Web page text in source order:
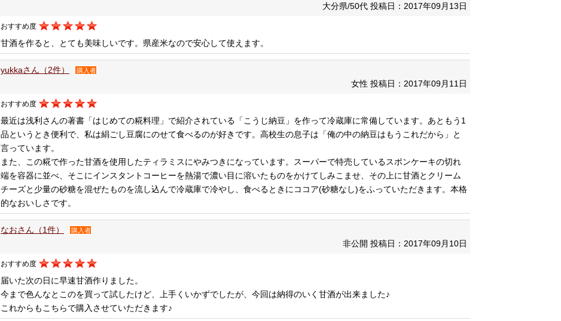
大分県/50代 投稿日：2017年09月13日
おすすめ度
甘酒を作ると、とても美味しいです。県産米なので安心して使えます。
yukkaさん（2件） 購入者
女性 投稿日：2017年09月11日
おすすめ度
最近は浅利さんの著書「はじめての糀料理」で紹介されている「こうじ納豆」を作って冷蔵庫に常備しています。あともう1
品というとき便利で、私は絹ごし豆腐にのせて食べるのが好きです。高校生の息子は「俺の中の納豆はもうこれだから」と
言っています。
また、この糀で作った甘酒を使用したティラミスにやみつきになっています。スーパーで特売しているスポンケーキの切れ
端を容器に並べ、そこにインスタントコーヒーを熱湯で濃い目に溶いたものをかけてしみこませ、その上に甘酒とクリーム
チーズと少量の砂糖を混ぜたものを流し込んで冷蔵庫で冷やし、食べるときにココア(砂糖なし)をふっていただきます。本格
的なおいしさです。
なおさん（1件） 購入者
非公開 投稿日：2017年09月10日
おすすめ度
届いた次の日に早速甘酒作りました。
今まで色んなとこのを買って試したけど、上手くいかずでしたが、今回は納得のいく甘酒が出来ました♪
これからもこちらで購入させていただきます♪